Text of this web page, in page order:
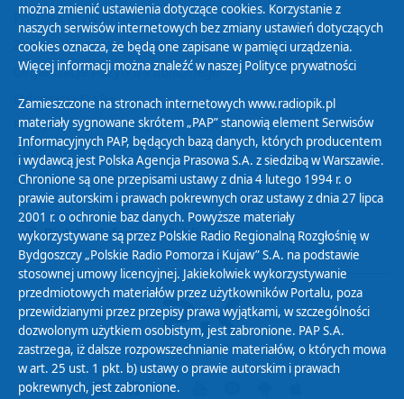
Polityka Prywatności
Zasady korzystania z Serwisu
Organizacje Pożytku Publicznego
Cyfryzacja DAB+
Polityka ochrony danych osobowych
Abonament
Zamówienia publiczne
Biuletyn Informacji Publicznej
można zmienić ustawienia dotyczące cookies. Korzystanie z
naszych serwisów internetowych bez zmiany ustawień dotyczących
cookies oznacza, że będą one zapisane w pamięci urządzenia.
Więcej informacji można znaleźć w naszej Polityce prywatności
Zamieszczone na stronach internetowych www.radiopik.pl
materiały sygnowane skrótem „PAP” stanowią element Serwisów
Informacyjnych PAP, będących bazą danych, których producentem
i wydawcą jest Polska Agencja Prasowa S.A. z siedzibą w Warszawie.
Chronione są one przepisami ustawy z dnia 4 lutego 1994 r. o
prawie autorskim i prawach pokrewnych oraz ustawy z dnia 27 lipca
2001 r. o ochronie baz danych. Powyższe materiały
wykorzystywane są przez Polskie Radio Regionalną Rozgłośnię w
Bydgoszczy „Polskie Radio Pomorza i Kujaw” S.A. na podstawie
stosownej umowy licencyjnej. Jakiekolwiek wykorzystywanie
przedmiotowych materiałów przez użytkowników Portalu, poza
przewidzianymi przez przepisy prawa wyjątkami, w szczególności
dozwolonym użytkiem osobistym, jest zabronione. PAP S.A.
zastrzega, iż dalsze rozpowszechnianie materiałów, o których mowa
w art. 25 ust. 1 pkt. b) ustawy o prawie autorskim i prawach
pokrewnych, jest zabronione.